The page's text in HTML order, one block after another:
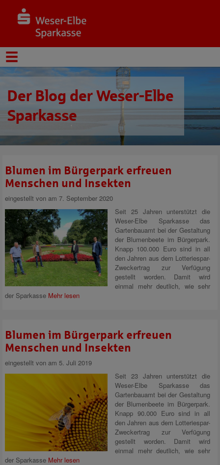
Der Blog der Weser-Elbe
Sparkasse
Blumen im Bürgerpark erfreuen
Menschen und Insekten
eingestellt von am 7. September 2020
Seit 25 Jahren unterstützt die
Weser-Elbe Sparkasse das
Gartenbauamt bei der Gestaltung
der Blumenbeete im Bürgerpark.
Knapp 100.000 Euro sind in all
den Jahren aus dem Lotteriespar-
Zweckertrag zur Verfügung
gestellt worden. Damit wird
einmal mehr deutlich, wie sehr
der Sparkasse Mehr lesen
Blumen im Bürgerpark erfreuen
Menschen und Insekten
eingestellt von am 5. Juli 2019
Seit 23 Jahren unterstützt die
Weser-Elbe Sparkasse das
Gartenbauamt bei der Gestaltung
der Blumenbeete im Bürgerpark.
Knapp 90.000 Euro sind in all
den Jahren aus dem Lotteriespar-
Zweckertrag zur Verfügung
gestellt worden. Damit wird
einmal mehr deutlich, wie sehr
der Sparkasse Mehr lesen